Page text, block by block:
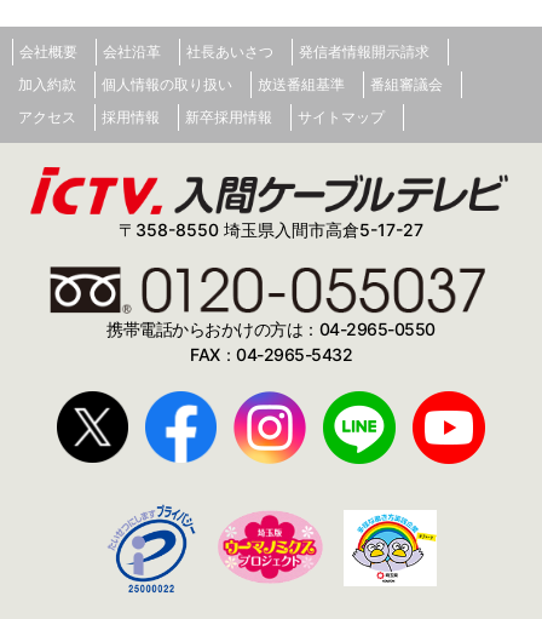
会社概要 会社沿革 社長あいさつ
発信者情報開示請求
加入約款
個人情報の取り扱い 放送番組基準
番組審議会
アクセス
採用情報 新卒採用情報 サイトマップ
〒358-8550 埼玉県入間市高倉5-17-27
携帯電話からおかけの方は：04-2965-0550
FAX：04-2965-5432